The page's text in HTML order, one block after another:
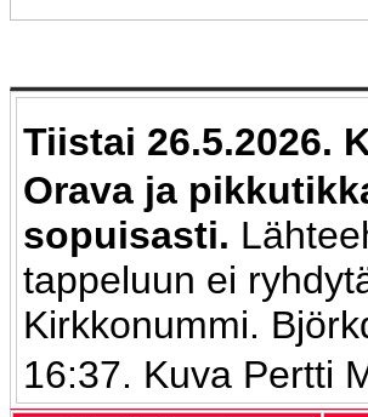
Tiistai 26.5.2026.
Orava ja
sopuisasti.
tappeluun ei
Kirkkonummi.
16:37. Kuva Pertti